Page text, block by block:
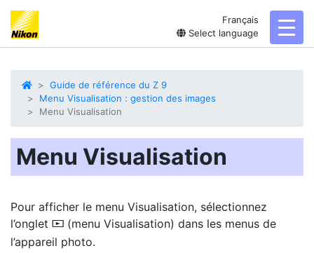
Français
Select language
Guide de référence du Z 9
Menu Visualisation : gestion des images
Menu Visualisation
Menu Visualisation
Pour afficher le menu Visualisation, sélectionnez
l’onglet D (menu Visualisation) dans les menus de
l’appareil photo.